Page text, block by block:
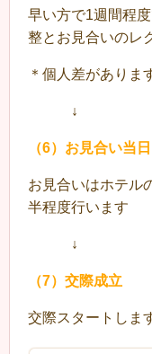
早い方で1週間程
整とお見合いのレ
＊個人差がありま
↓
（6）お見合い当日
お見合いはホテル
半程度行います
↓
（7）交際成立
交際スタートしま